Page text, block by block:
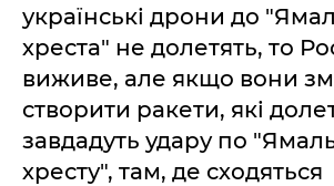
українські дрони до
хреста" не долетять, то
виживе, але якщо вони
створити ракети, які
завдадуть удару по
хресту", там, де сходяться